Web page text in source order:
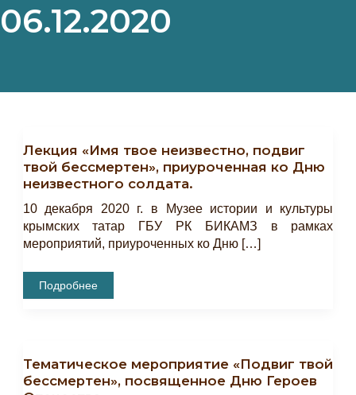
06.12.2020
Лекция «Имя твое неизвестно, подвиг
твой бессмертен», приуроченная ко Дню
неизвестного солдата.
10 декабря 2020 г. в Музее истории и культуры
крымских татар ГБУ РК БИКАМЗ в рамках
мероприятий, приуроченных ко Дню […]
Лекция
«Имя
Приуроченная
Дню
Подробнее
Тематическое мероприятие «Подвиг твой
бессмертен», посвященное Дню Героев